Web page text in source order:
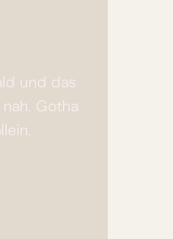
und das
Gotha